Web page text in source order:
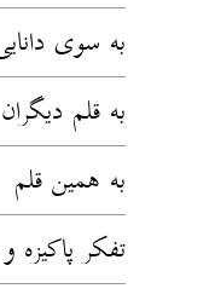
به سوی
به قلم دیگران
به همین قلم
تفکر پاکیزه